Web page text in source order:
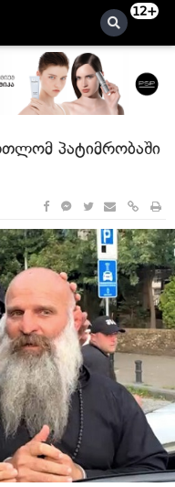
12+
პატიმრობაში